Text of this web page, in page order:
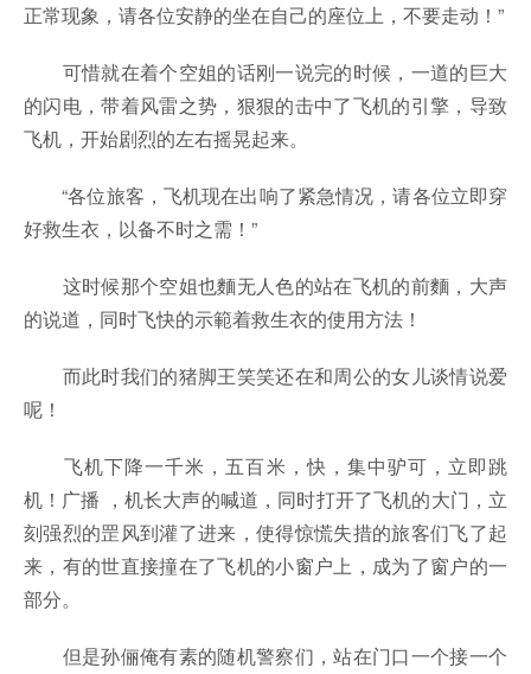
正常现象，请各位安静的坐在自己的座位上，不要走动！”
可惜就在着个空姐的话刚一说完的时候，一道的巨大
的闪电，带着风雷之势，狠狠的击中了飞机的引擎，导致
飞机，开始剧烈的左右摇晃起来。
“各位旅客，飞机现在出响了紧急情况，请各位立即穿
好救生衣，以备不时之需！”
这时候那个空姐也麵无人色的站在飞机的前麵，大声
的说道，同时飞快的示範着救生衣的使用方法！
而此时我们的猪脚王笑笑还在和周公的女儿谈情说爱
呢！
飞机下降一千米，五百米，快，集中驴可，立即跳
机！广播 ，机长大声的喊道，同时打开了飞机的大门，立
刻强烈的罡风到灌了进来，使得惊慌失措的旅客们飞了起
来，有的世直接撞在了飞机的小窗户上，成为了窗户的一
部分。
但是孙俪俺有素的随机警察们，站在门口一个接一个